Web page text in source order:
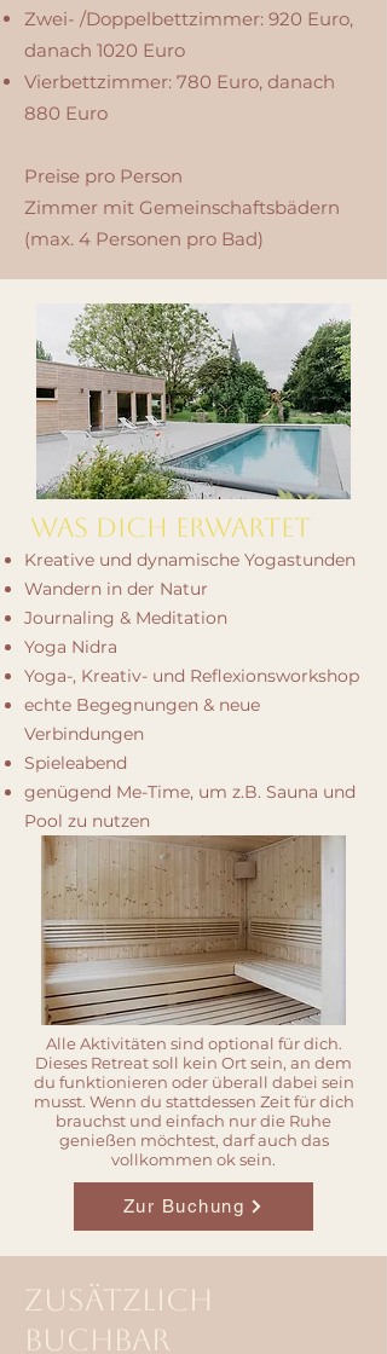
Zwei- /Doppelbettzimmer: 920 Euro,
danach 1020 Euro
Vierbettzimmer: 780 Euro, danach
880 Euro
Preise pro Person
Zimmer mit Gemeinschaftsbädern
(max. 4 Personen pro Bad)
Was dich erwartet
Kreative und dynamische Yogastunden
Wandern in der Natur
Journaling & Meditation
Yoga Nidra
Yoga-, Kreativ- und Reflexionsworkshop
echte Begegnungen & neue
Verbindungen
Spieleabend
genügend Me-Time, um z.B. Sauna und
Pool zu nutzen
Alle Aktivitäten sind optional für dich.​
Dieses Retreat soll kein Ort sein, an dem
du funktionieren oder überall dabei sein
musst. Wenn du stattdessen Zeit für dich
brauchst und einfach nur die Ruhe
genießen möchtest, darf auch das
vollkommen ok sein.
Zur Buchung
zusätzlich
buchbar